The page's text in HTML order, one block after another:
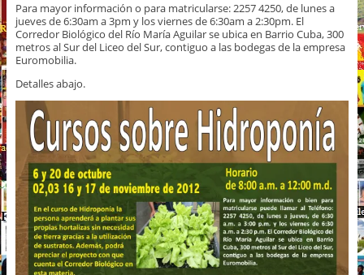
Para mayor información o para matricularse: 2257 4250, de lunes a
jueves de 6:30am a 3pm y los viernes de 6:30am a 2:30pm. El
Corredor Biológico del Río María Aguilar se ubica en Barrio Cuba, 300
metros al Sur del Liceo del Sur, contiguo a las bodegas de la empresa
Euromobilia.
Detalles abajo.